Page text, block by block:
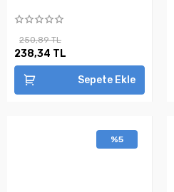
250,89 TL
238,34 TL
Sepete Ekle
%5